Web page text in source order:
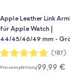
Apple Leather Link
für Apple Watch |
44/45/46/49 mm -
- Ink
Bewertung:
99%
(187)
Preisempfehlung99,99 €